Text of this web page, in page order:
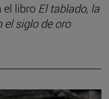
el libro El tablado, la
el siglo de oro